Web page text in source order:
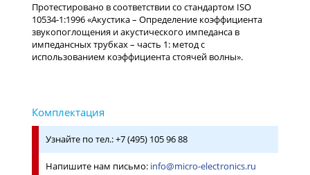
Протестировано в соответствии со стандартом ISO
10534-1:1996 «Акустика – Определение коэффициента
звукопоглощения и акустического импеданса в
импедансных трубках – часть 1: метод с
использованием коэффициента стоячей волны».
Узнайте по тел.: +7 (495) 105 96 88
Напишите нам письмо: info@micro-electronics.ru